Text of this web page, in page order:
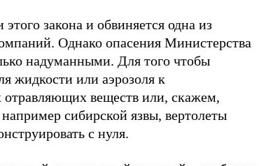
закона и обвиняется одна из
Однако опасения Министерства
надуманными. Для того чтобы
жидкости или аэрозоля к
отравляющих веществ или, скажем,
сибирской язвы, вертолеты
с нуля.